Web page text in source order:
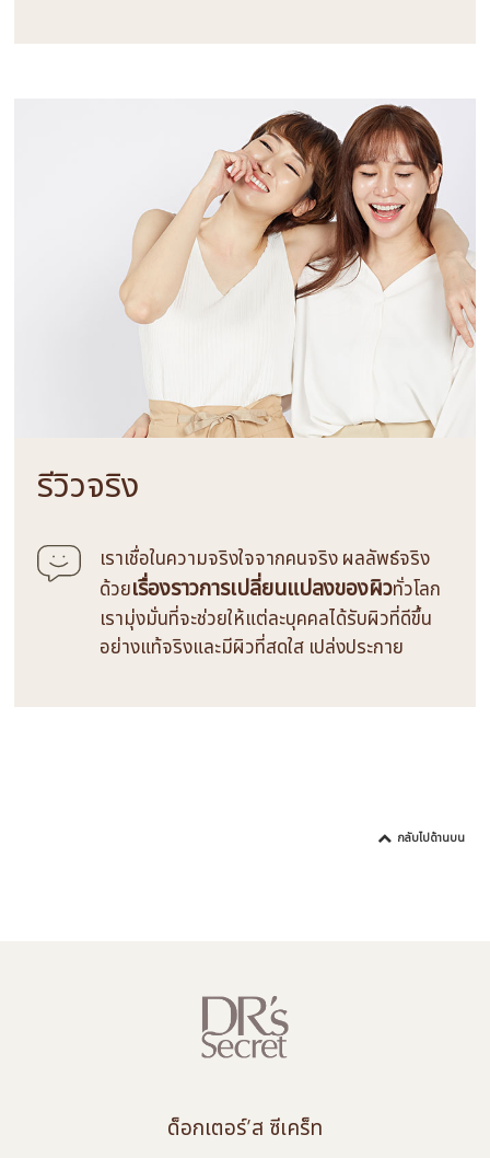
รีวิวจริง
เราเชื่อในความจริงใจจากคนจริง ผลลัพธ์จริง
ด้วยเรื่องราวการเปลี่ยนแปลงของผิวทั่วโลก
เรามุ่งมั่นที่จะช่วยให้แต่ละบุคคลได้รับผิวที่ดีขึ้น
อย่างแท้จริงและมีผิวที่สดใส เปล่งประกาย
กลับไปด้านบน
ด็อกเตอร์’ส ซีเคร็ท